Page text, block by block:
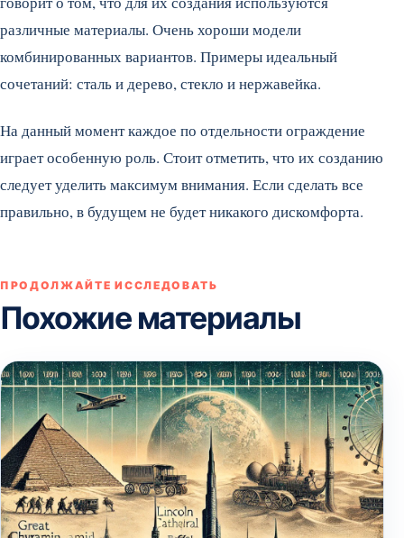
различные материалы. Очень хороши модели
комбинированных вариантов. Примеры идеальный
сочетаний: сталь и дерево, стекло и нержавейка.
На данный момент каждое по отдельности ограждение
играет особенную роль. Стоит отметить, что их созданию
следует уделить максимум внимания. Если сделать все
правильно, в будущем не будет никакого дискомфорта.
ПРОДОЛЖАЙТЕ ИССЛЕДОВАТЬ
Похожие материалы